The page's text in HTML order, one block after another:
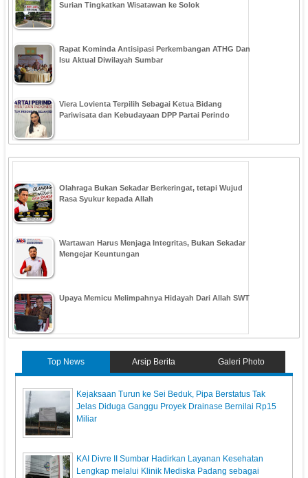
Surian Tingkatkan Wisatawan ke Solok
Rapat Kominda Antisipasi Perkembangan ATHG Dan
Isu Aktual Diwilayah Sumbar
Viera Lovienta Terpilih Sebagai Ketua Bidang
Pariwisata dan Kebudayaan DPP Partai Perindo
Olahraga Bukan Sekadar Berkeringat, tetapi Wujud
Rasa Syukur kepada Allah
Wartawan Harus Menjaga Integritas, Bukan Sekadar
Mengejar Keuntungan
Upaya Memicu Melimpahnya Hidayah Dari Allah SWT
Top News Arsip Berita Galeri Photo
Kejaksaan Turun ke Sei Beduk, Pipa Berstatus Tak
Jelas Diduga Ganggu Proyek Drainase Bernilai Rp15
Miliar
KAI Divre II Sumbar Hadirkan Layanan Kesehatan
Lengkap melalui Klinik Mediska Padang sebagai